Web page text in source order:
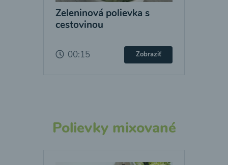
Zeleninová polievka s
cestovinou
00:15 Zobraziť
Polievky mixované